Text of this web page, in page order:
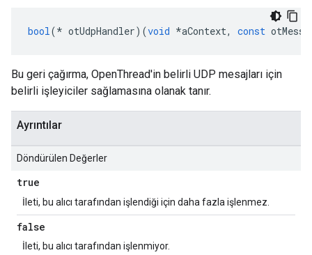
bool(* otUdpHandler)(void *aContext, const
Bu geri çağırma, OpenThread'in belirli UDP mesajları için
belirli işleyiciler sağlamasına olanak tanır.
Ayrıntılar
Döndürülen Değerler
true
İleti, bu alıcı tarafından işlendiği için daha fazla işlenmez.
false
İleti, bu alıcı tarafından işlenmiyor.